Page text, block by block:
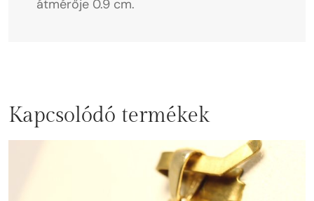
átmérője 0.9 cm.
Kapcsolódó termékek